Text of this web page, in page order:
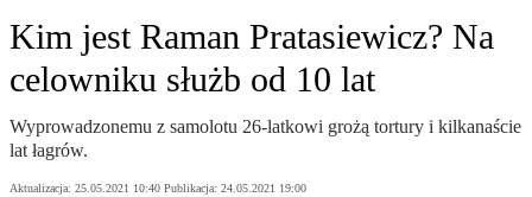
Kim jest Raman Pratasiewicz? Na
celowniku służb od 10 lat
Wyprowadzonemu z samolotu 26-latkowi grożą tortury i kilkanaście
lat łagrów.
Aktualizacja: 25.05.2021 10:40 Publikacja: 24.05.2021 19:00